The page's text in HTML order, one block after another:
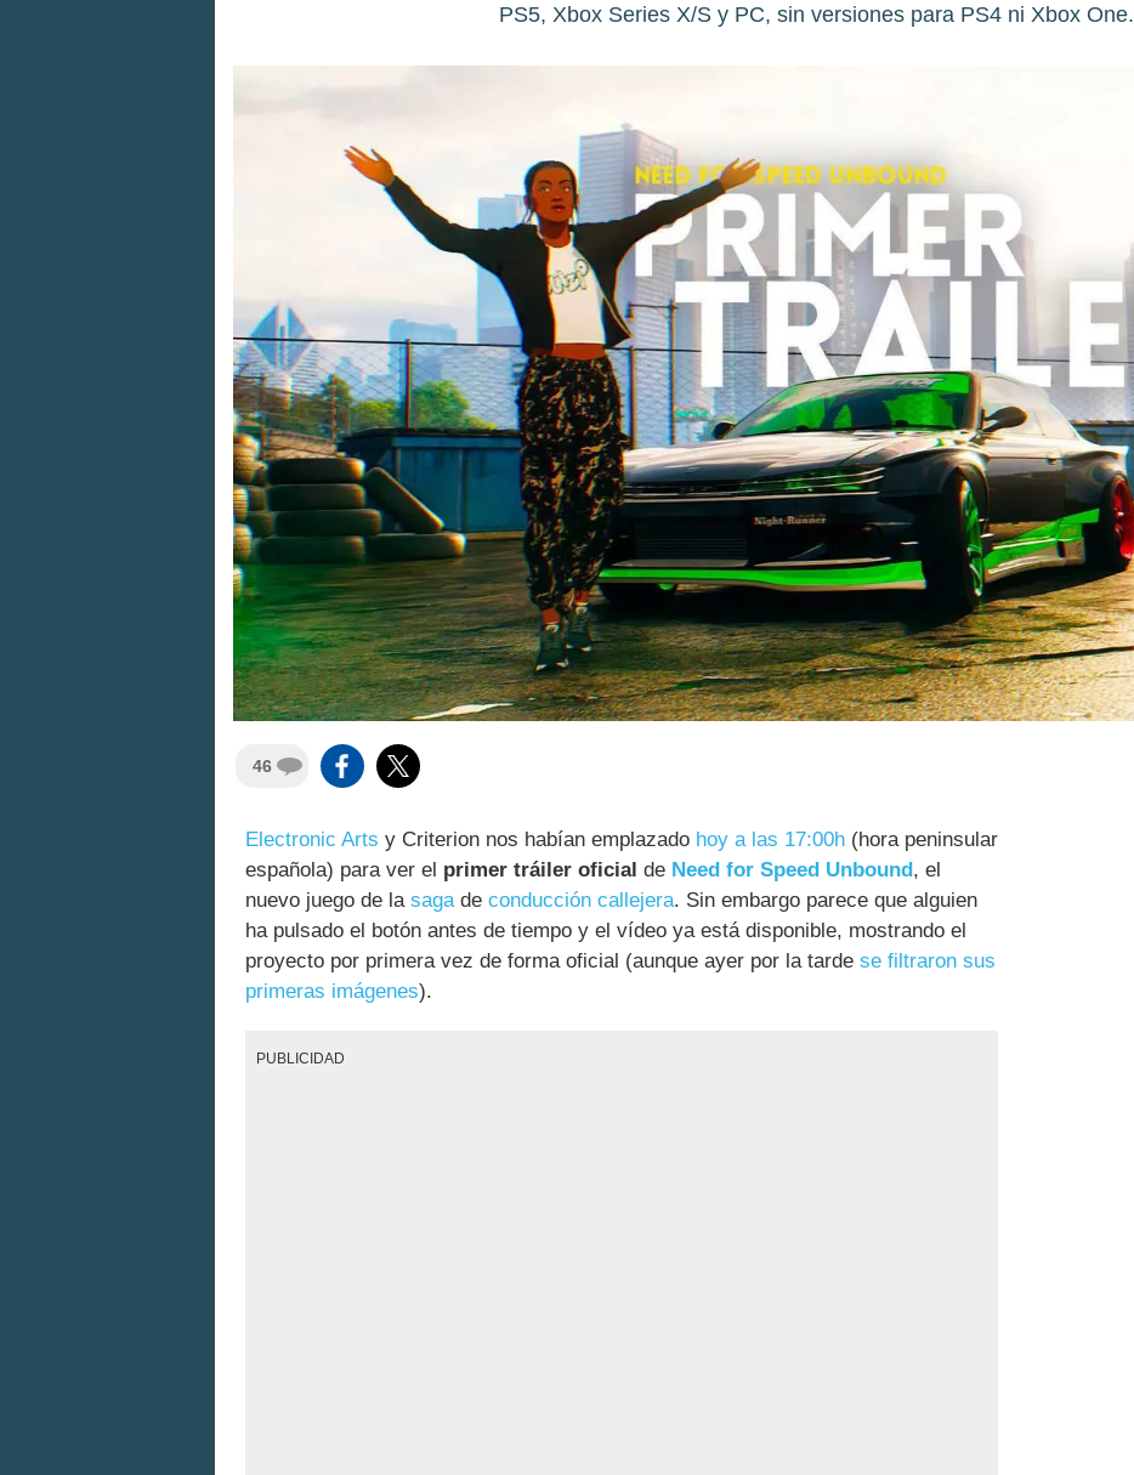
PS5, Xbox Series X/S y PC, sin versiones para PS4 ni Xbox One.
46
Electronic Arts y Criterion nos habían emplazado hoy a las 17:00h (hora peninsular
española) para ver el primer tráiler oficial de Need for Speed Unbound , el
nuevo juego de la sagade conducción callejera. Sin embargo parece que alguien
ha pulsado el botón antes de tiempo y el vídeo ya está disponible, mostrando el
proyecto por primera vez de forma oficial (aunque ayer por la tarde se filtraron sus
primeras imágenes).
PUBLICIDAD